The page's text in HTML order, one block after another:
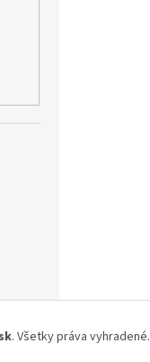
. Všetky práva vyhradené.